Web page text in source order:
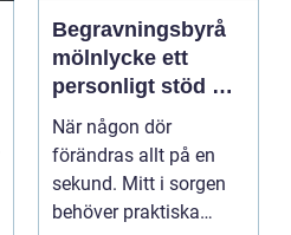
Begravningsbyrå
mölnlycke ett
personligt stöd när
någon gått bort
När någon dör
förändras allt på en
sekund. Mitt i sorgen
behöver praktiska